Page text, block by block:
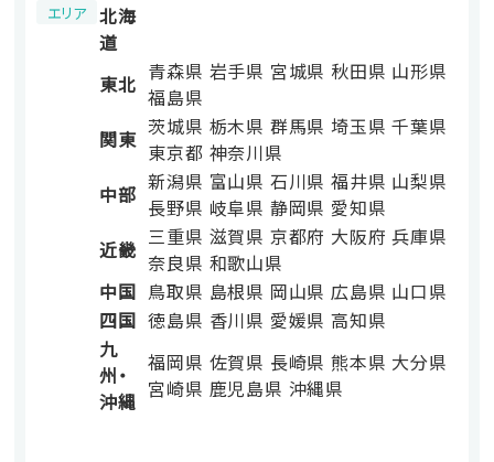
エリア
北海
道
東北 青森県 岩手県 宮城県 秋田県 山形県
福島県
関東 茨城県 栃木県 群馬県 埼玉県 千葉県
東京都 神奈川県
中部 新潟県 富山県 石川県 福井県 山梨県
長野県 岐阜県 静岡県 愛知県
近畿 三重県 滋賀県 京都府 大阪府 兵庫県
奈良県 和歌山県
中国 鳥取県 島根県 岡山県 広島県 山口県
四国 徳島県 香川県 愛媛県 高知県
九
州・
沖縄
福岡県 佐賀県 長崎県 熊本県 大分県
宮崎県 鹿児島県 沖縄県